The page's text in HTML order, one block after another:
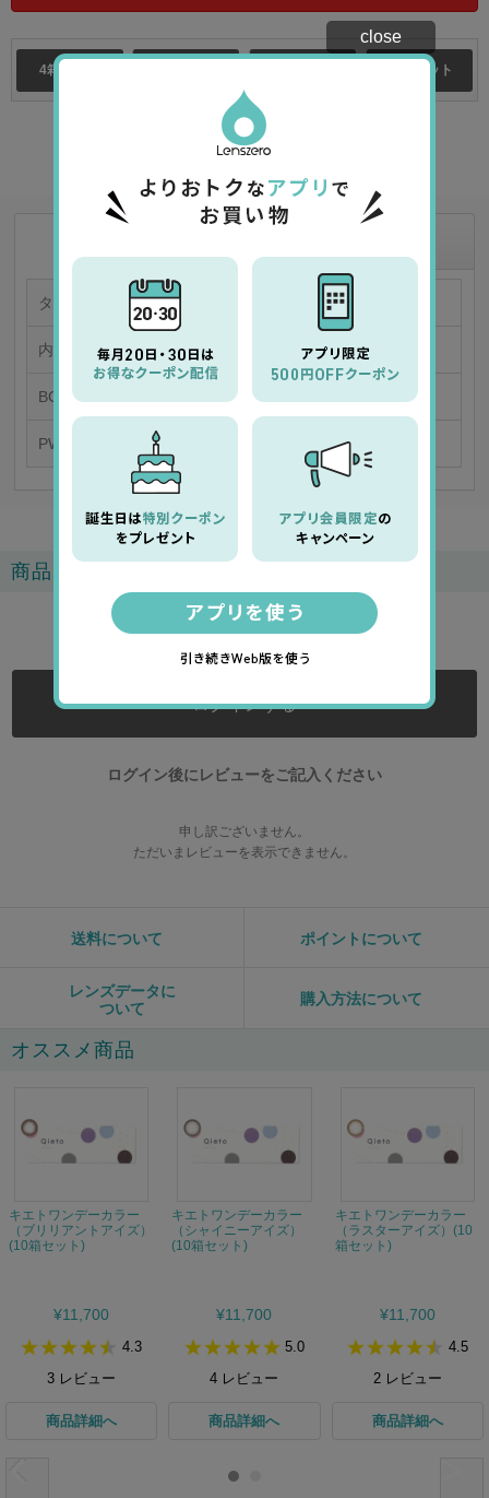
4箱セット 12箱セット
お気に入り商品に追加
タイプ カラー 1日使い捨てコンタクトレンズ
内容量 「1箱30枚入り／片眼30日分」
BC/DIA
PWR 0.00～-9.00
商品レビュー
ログインする
ログイン後にレビューをご記入ください
申し訳ございません。
ただいまレビューを表示できません。
送料について ポイントについて
レンズデータに
ついて
購入方法について
オススメ商品
キエトワンデーカラー
（ブリリアントアイズ）
(10箱セット)
¥11,700
4.3
3 レビュー
商品詳細へ
キエトワンデーカラー
（シャイニーアイズ）
(10箱セット)
¥11,700
5.0
4 レビュー
商品詳細へ
キエトワンデーカラー
（ラスターアイズ）(10
箱セット)
¥11,700
4.5
2レビュー
商品詳細へ
close